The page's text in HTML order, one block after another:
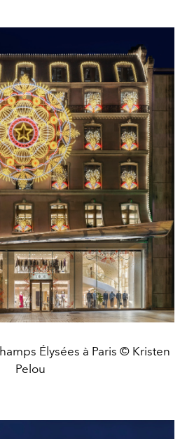
Élysées à Paris © Kristen
Pelou